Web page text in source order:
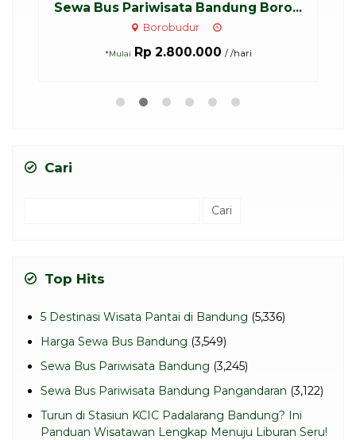
Sewa Bus Pariwisata Bandung Boro...
Borobudur
*Mulai Rp 2.800.000 / /hari
Cari
Top Hits
5 Destinasi Wisata Pantai di Bandung (5,336)
Harga Sewa Bus Bandung (3,549)
Sewa Bus Pariwisata Bandung (3,245)
Sewa Bus Pariwisata Bandung Pangandaran (3,122)
Turun di Stasiun KCIC Padalarang Bandung? Ini
Panduan Wisatawan Lengkap Menuju Liburan Seru!